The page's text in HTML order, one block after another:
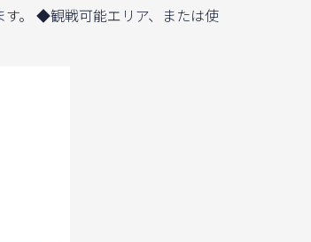
。 ◆観戦可能エリア、または使